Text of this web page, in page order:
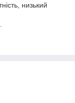
низький